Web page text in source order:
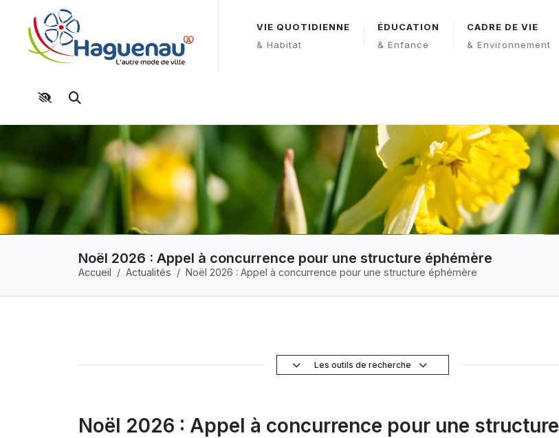
Panneau de gestion des cookies
Aller au contenu principal
Aller au menu
Aller au moteur de recherche
Moteur de recherche
VIE QUOTIDIENNE
& Habitat
ÉDUCATION
& Enfance
CADRE DE VIE
& Environnement
Noël 2026 : Appel à concurrence pour une structure éphémère
Accueil Actualités Noël 2026 : Appel à concurrence pour une structure éphémère
Les outils de recherche
Noël 2026 : Appel à concurrence pour une structure